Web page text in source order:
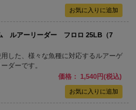
ルアーリーダー フロロ 25LB（7
した、様々な魚種に対応するルアーゲ
ダーです。
価格： 1,540円(税込)